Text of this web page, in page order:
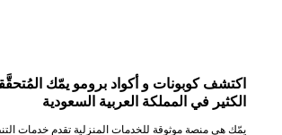
اكتشف كوبونات و أكواد برومو يمّك
الكثير في المملكة العربية السعودية
يمّك هي منصة موثوقة للخدمات المنزلية تقدم خدمات